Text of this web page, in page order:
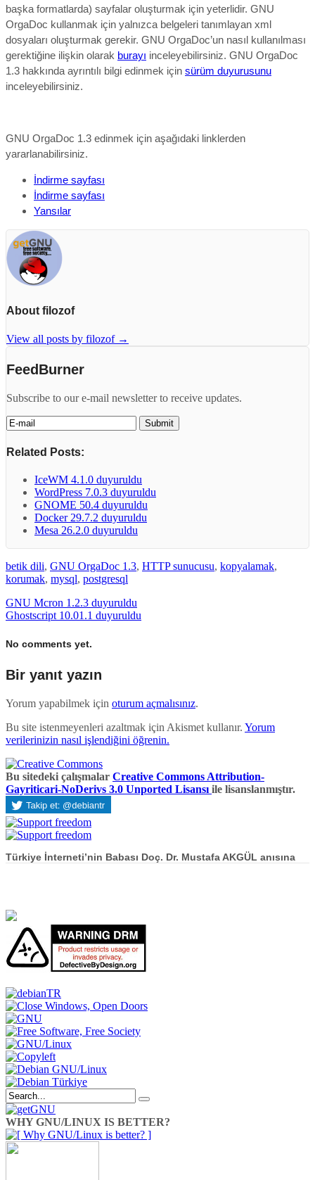
başka formatlarda) sayfalar oluşturmak için yeterlidir. GNU
OrgaDoc kullanmak için yalnızca belgeleri tanımlayan xml
dosyaları oluşturmak gerekir. GNU OrgaDoc’un nasıl kullanılması
gerektiğine ilişkin olarak burayı inceleyebilirsiniz. GNU OrgaDoc
1.3 hakkında ayrıntılı bilgi edinmek için sürüm duyurusunu
inceleyebilirsiniz.
GNU OrgaDoc 1.3 edinmek için aşağıdaki linklerden
yararlanabilirsiniz.
İndirme sayfası
İndirme sayfası
Yansılar
About filozof
View all posts by filozof →
FeedBurner
Subscribe to our e-mail newsletter to receive updates.
Related Posts:
IceWM 4.1.0 duyuruldu
WordPress 7.0.3 duyuruldu
GNOME 50.4 duyuruldu
Docker 29.7.2 duyuruldu
Mesa 26.2.0 duyuruldu
betik dili, GNU OrgaDoc 1.3, HTTP sunucusu, kopyalamak,
korumak, mysql, postgresql
GNU Mcron 1.2.3 duyuruldu
Ghostscript 10.01.1 duyuruldu
No comments yet.
Bir yanıt yazın
Yorum yapabilmek için oturum açmalısınız.
Bu site istenmeyenleri azaltmak için Akismet kullanır. Yorum
verilerinizin nasıl işlendiğini öğrenin.
Bu sitedeki çalışmalar Creative Commons Attribution-
Gayriticari-NoDerivs 3.0 Unported Lisansı ile lisanslanmıştır.
Türkiye İnterneti’nin Babası Doç. Dr. Mustafa AKGÜL anısına
WHY GNU/LINUX IS BETTER?